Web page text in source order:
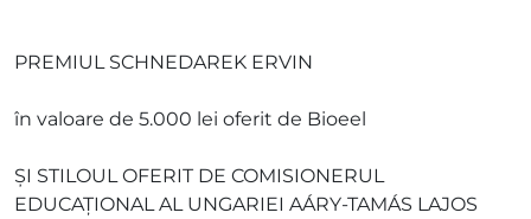
PREMIUL SCHNEDAREK ERVIN
în valoare de 5.000 lei oferit de Bioeel
ȘI STILOUL OFERIT DE COMISIONERUL
EDUCAŢIONAL AL UNGARIEI AÁRY-TAMÁS LAJOS